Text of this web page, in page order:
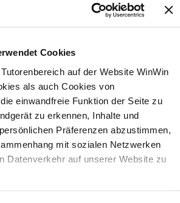
Cookies
auf der Website WinWin
als auch Cookies von
einwandfreie Funktion der Seite zu
zu erkennen, Inhalte und
Präferenzen abzustimmen,
mit sozialen Netzwerken
Datenverkehr auf unserer Website zu
in der Lage Gewindebolzen und die
Gewindemutter maschinell zu
ist in der
Werkstücke mittels CNC-
herzustellen.
Punktzahl: 12